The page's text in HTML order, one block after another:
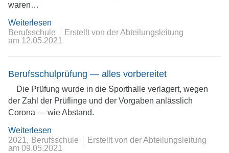
waren…
Weiterlesen
Berufsschule
Erstellt von der Abteilungsleitung
am 12.05.2021
Berufsschulprüfung — alles vorbereitet
Die Prüfung wurde in die Sporthalle verlagert, wegen
der Zahl der Prüflinge und der Vorgaben anlässlich
Corona — wie Abstand.
Weiterlesen
2021
Berufsschule
Erstellt von der Abteilungsleitung
am 09.05.2021